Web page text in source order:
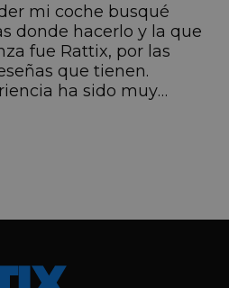
mi coche busqué
donde hacerlo y la que
fue Rattix, por las
que tienen.
ha sido muy
siempre muy atenta
mi hermana se